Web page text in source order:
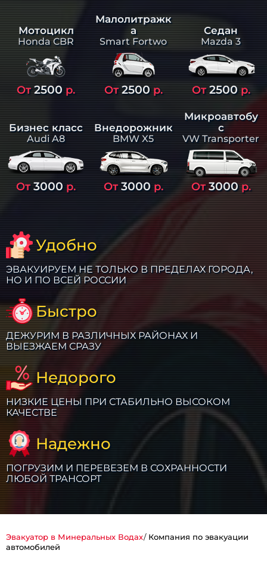
Мотоцикл
Honda CBR
От2500 р.
Малолитражк
а
Smart Fortwo
От2500р.
Седан
Mazda 3
От2500р.
Бизнес класс
Audi A8
От3000 р.
Внедорожник
BMW X5
От3000р.
Микроавтобу
с
VW Transporter
От3000р.
Удобно
ЭВАКУИРУЕМ НЕ ТОЛЬКО В ПРЕДЕЛАХ ГОРОДА,
НО И ПО ВСЕЙ РОССИИ
Быстро
ДЕЖУРИМ В РАЗЛИЧНЫХ РАЙОНАХ И
ВЫЕЗЖАЕМ СРАЗУ
Недорого
НИЗКИЕ ЦЕНЫ ПРИ СТАБИЛЬНО ВЫСОКОМ
КАЧЕСТВЕ
Надежно
ПОГРУЗИМ И ПЕРЕВЕЗЕМ В СОХРАННОСТИ
ЛЮБОЙ ТРАНСОРТ
Эвакуатор в Минеральных Водах
Компания по эвакуации
автомобилей